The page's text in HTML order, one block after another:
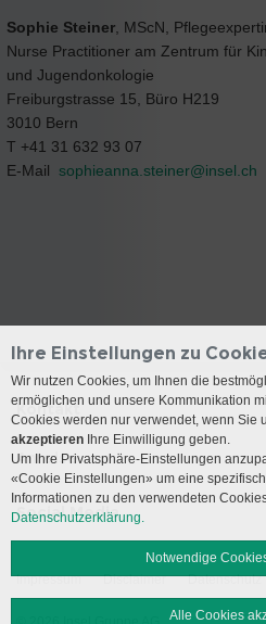
Sophie Steiner , MScN,
Nurse Practitioner am Zentrum für
und Jugendonkologie
Freiburgstrasse 15, Büro H219
3010 Bern
T +41 31 632 93 07
E-Mail sophieanna.steiner@insel.ch
Kontakt
Anreise
Social Media
Impressum Disclaimer Datenschutz
Ihre Einstellungen zu
Wir nutzen Cookies, um Ihnen die
ermöglichen und unsere Kommunikation
Cookies werden nur verwendet, wenn Sie
akzeptieren Ihre Einwilligung geben.
Um Ihre Privatsphäre-Einstellungen
«Cookie Einstellungen» um eine
Informationen zu den verwendeten
Datenschutzerklärung.
Notwendige
Alle Cookies